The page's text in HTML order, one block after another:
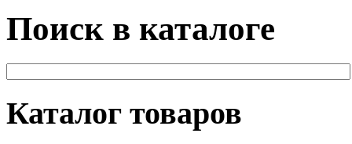
Поиск в каталоге
Каталог товаров